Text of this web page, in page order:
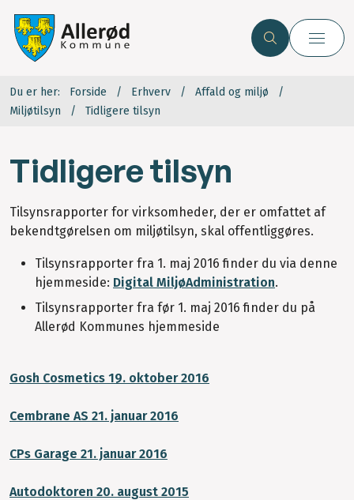
Du er her: Forside Erhverv
Affald og miljø
Miljøtilsyn
Tidligere tilsyn
Tidligere tilsyn
Tilsynsrapporter for virksomheder, der er omfattet af
bekendtgørelsen om miljøtilsyn, skal offentliggøres.
Tilsynsrapporter fra 1. maj 2016 finder du via denne
hjemmeside: Digital MiljøAdministration.
Tilsynsrapporter fra før 1. maj 2016 finder du på
Allerød Kommunes hjemmeside
Gosh Cosmetics 19. oktober 2016
Cembrane AS 21. januar 2016
CPs Garage 21. januar 2016
Autodoktoren 20. august 2015